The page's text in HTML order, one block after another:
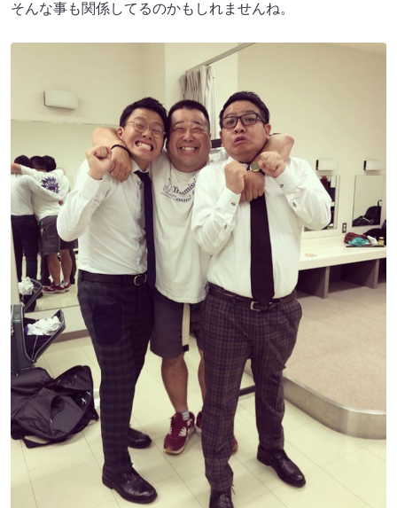
そんな事も関係してるのかもしれませんね。